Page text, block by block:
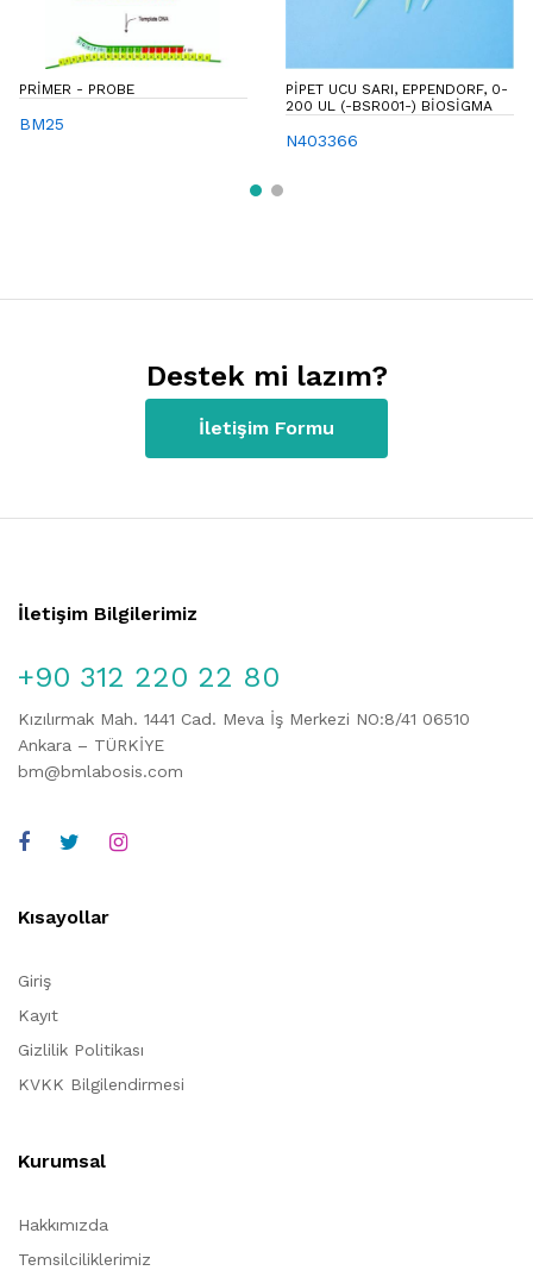
PRIMER - PROBE
BM25
PIPET UCU SARI, EPPENDORF, 0-
200 UL (-BSR001-) BIOSIGMA
N403366
Destek mi lazım?
İletişim Formu
İletişim Bilgilerimiz
+90 312 220 22 80
Kızılırmak Mah. 1441 Cad. Meva İş Merkezi NO:8/41 06510
Ankara – TÜRKİYE
bm@bmlabosis.com
Kısayollar
Giriş
Kayıt
Gizlilik Politikası
KVKK Bilgilendirmesi
Kurumsal
Hakkımızda
Temsilciliklerimiz